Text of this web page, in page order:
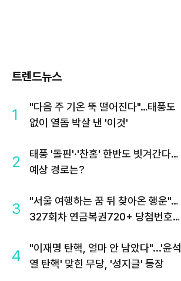
트렌드뉴스
1
"다음 주 기온 뚝 떨어진다"…태풍도
없이 열돔 박살 낸 '이것'
2
태풍 '돌핀'·'찬홈' 한반도 빗겨간다…
예상 경로는?
3
"서울 여행하는 꿈 뒤 찾아온 행운"…
327회차 연금복권720+ 당첨번호조
4
"이재명 탄핵, 얼마 안 남았다"...'윤석
열 탄핵' 맞힌 무당, '성지글' 등장